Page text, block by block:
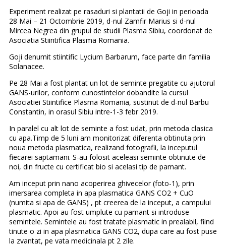
Experiment realizat pe rasaduri si plantatii de Goji in perioada
28 Mai – 21 Octombrie 2019, d-nul Zamfir Marius si d-nul
Mircea Negrea din grupul de studii Plasma Sibiu, coordonat de
Asociatia Stiintifica Plasma Romania.
Goji denumit stiintific Lycium Barbarum, face parte din familia
Solanacee.
Pe 28 Mai a fost plantat un lot de seminte pregatite cu ajutorul
GANS-urilor, conform cunostintelor dobandite la cursul
Asociatiei Stiintifice Plasma Romania, sustinut de d-nul Barbu
Constantin, in orasul Sibiu intre-1-3 febr 2019.
In paralel cu alt lot de seminte a fost udat, prin metoda clasica
cu apa.Timp de 5 luni am monitorizat diferenta obtinuta prin
noua metoda plasmatica, realizand fotografii, la inceputul
fiecarei saptamani. S-au folosit aceleasi seminte obtinute de
noi, din fructe cu certificat bio si acelasi tip de pamant.
Am inceput prin nano acoperirea ghivecelor (foto-1), prin
imersarea completa in apa plasmatica GANS CO2 + CuO
(numita si apa de GANS) , pt creerea de la inceput, a campului
plasmatic. Apoi au fost umplute cu pamant si introduse
semintele. Semintele au fost tratate plasmatic in prealabil, fiind
tinute o zi in apa plasmatica GANS CO2, dupa care au fost puse
la zvantat, pe vata medicinala pt 2 zile.